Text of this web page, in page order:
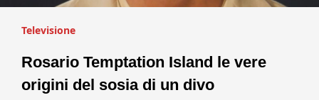
Televisione
Rosario Temptation Island le vere
origini del sosia di un divo